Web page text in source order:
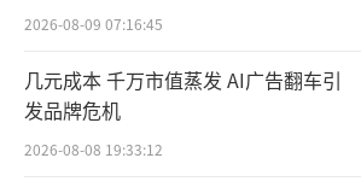
2026-08-09 07:16:45
几元成本 千万市值蒸发 AI广告翻车引
发品牌危机
2026-08-08 19:33:12